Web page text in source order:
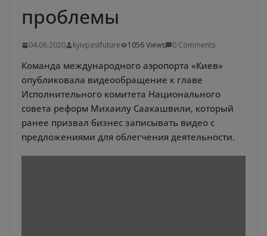
проблемы
04.06.2020 kyivpastfuture 1056 Views 0 Comments
Команда международного аэропорта «Киев»
опубликовала видеообращение к главе
Исполнительного комитета Национального
совета реформ Михаилу Саакашвили, который
ранее призвал бизнес записывать видео с
предложениями для облегчения деятельности.